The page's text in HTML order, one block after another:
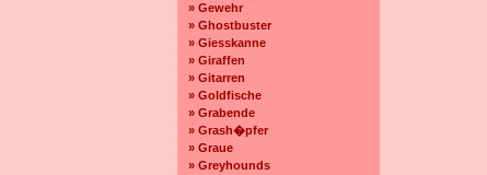
» Gewehr
» Ghostbuster
» Giesskanne
» Giraffen
» Gitarren
» Goldfische
» Grabende
» Grash�pfer
» Graue
» Greyhounds